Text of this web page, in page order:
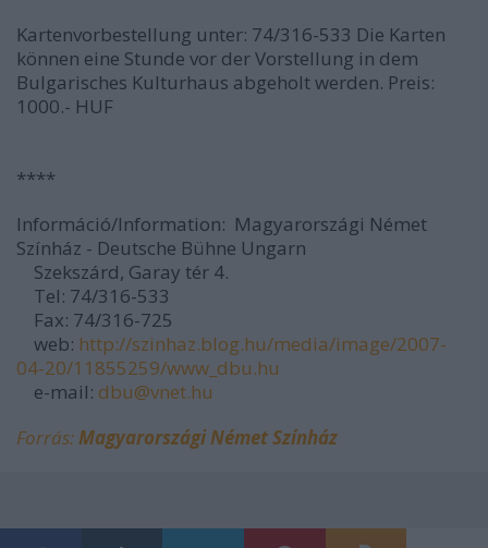
Kartenvorbestellung unter: 74/316-533 Die Karten
können eine Stunde vor der Vorstellung in dem
Bulgarisches Kulturhaus abgeholt werden. Preis:
1000.- HUF
****
Információ/Information: Magyarországi Német
Színház - Deutsche Bühne Ungarn
Szekszárd, Garay tér 4.
Tel: 74/316-533
Fax: 74/316-725
web: http://szinhaz.blog.hu/media/image/2007-
04-20/11855259/www_dbu.hu
e-mail: dbu@vnet.hu
Forrás:Magyarországi Német Színház